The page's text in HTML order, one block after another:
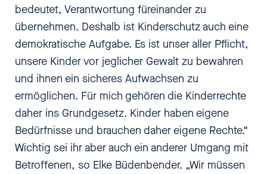
bedeutet, Verantwortung füreinander zu
übernehmen. Deshalb ist Kinderschutz auch eine
demokratische Aufgabe. Es ist unser aller Pflicht,
unsere Kinder vor jeglicher Gewalt zu bewahren
und ihnen ein sicheres Aufwachsen zu
ermöglichen. Für mich gehören die Kinderrechte
daher ins Grundgesetz. Kinder haben eigene
Bedürfnisse und brauchen daher eigene Rechte.“
Wichtig sei ihr aber auch ein anderer Umgang mit
Betroffenen, so Elke Büdenbender. „Wir müssen